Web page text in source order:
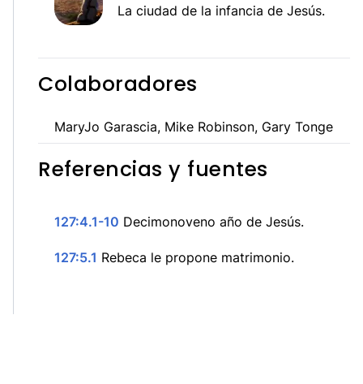
La ciudad de la infancia de Jesús.
Colaboradores
MaryJo Garascia, Mike Robinson, Gary Tonge
Referencias y fuentes
127:4.1-10 Decimonoveno año de Jesús.
127:5.1 Rebeca le propone matrimonio.